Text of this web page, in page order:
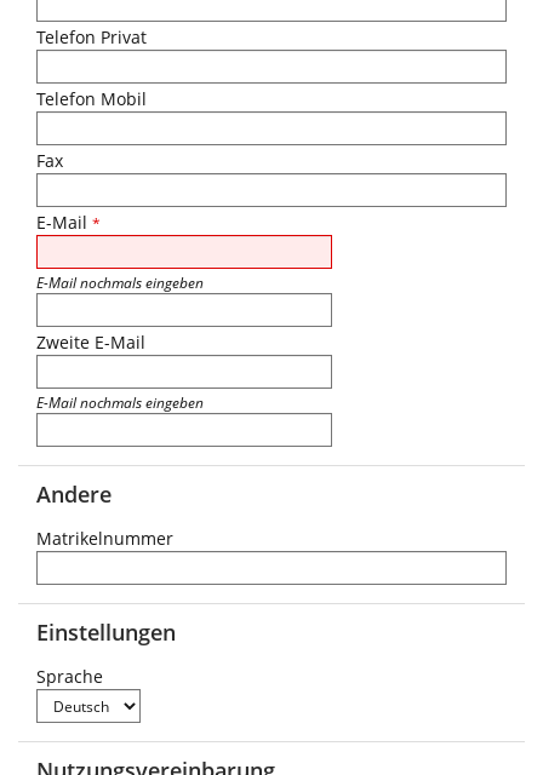
Telefon Privat
Telefon Mobil
Fax
E-Mail *
E-Mail nochmals eingeben
Zweite E-Mail
E-Mail nochmals eingeben
Andere
Matrikelnummer
Einstellungen
Sprache